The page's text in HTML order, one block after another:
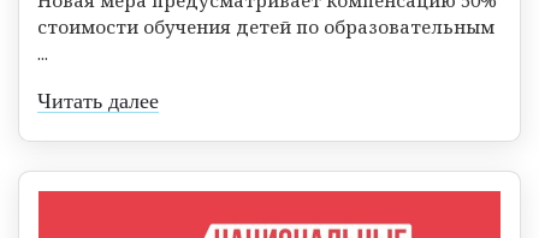
стоимости обучения детей по образовательным
...
Читать далее